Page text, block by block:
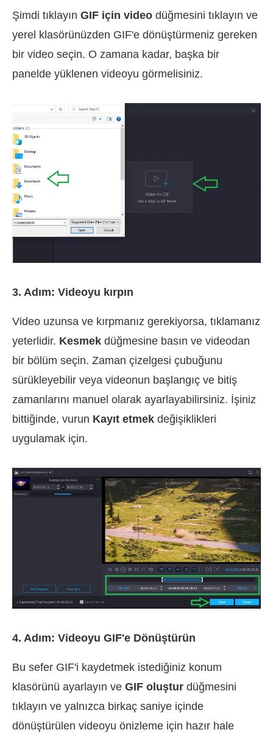
Şimdi tıklayın GIF için video düğmesini tıklayın ve
yerel klasörünüzden GIF'e dönüştürmeniz gereken
bir video seçin. O zamana kadar, başka bir
panelde yüklenen videoyu görmelisiniz.
3. Adım: Videoyu kırpın
Video uzunsa ve kırpmanız gerekiyorsa, tıklamanız
yeterlidir. Kesmek düğmesine basın ve videodan
bir bölüm seçin. Zaman çizelgesi çubuğunu
sürükleyebilir veya videonun başlangıç ve bitiş
zamanlarını manuel olarak ayarlayabilirsiniz. İşiniz
bittiğinde, vurun Kayıt etmek değişiklikleri
uygulamak için.
4. Adım: Videoyu GIF'e Dönüştürün
Bu sefer GIF'i kaydetmek istediğiniz konum
klasörünü ayarlayın ve GIF oluştur düğmesini
tıklayın ve yalnızca birkaç saniye içinde
dönüştürülen videoyu önizleme için hazır hale